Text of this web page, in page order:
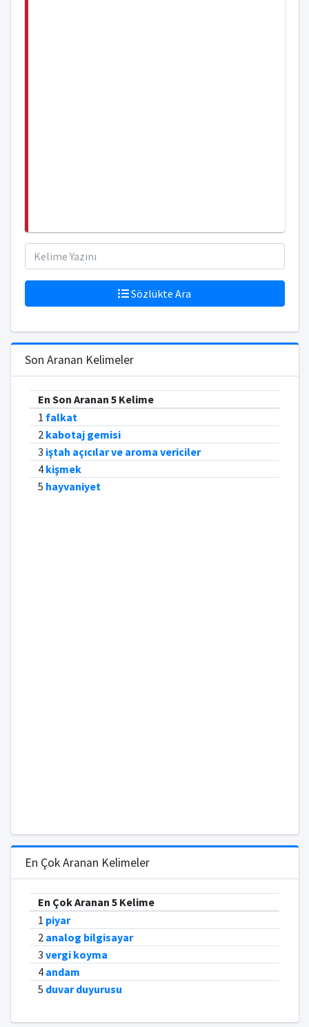
Sözlükte Ara
Son Aranan Kelimeler
En Son Aranan 5 Kelime
1 falkat
2 kabotaj gemisi
3 iştah açıcılar ve aroma vericiler
4 kişmek
5 hayvaniyet
En Çok Aranan Kelimeler
En Çok Aranan 5 Kelime
1 piyar
2 analog bilgisayar
3 vergi koyma
4 andam
5 duvar duyurusu